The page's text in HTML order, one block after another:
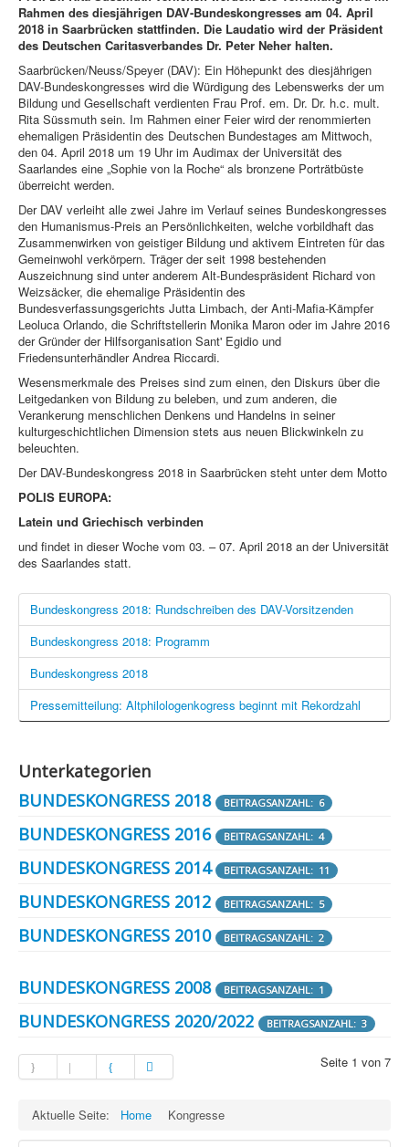
Rahmen des diesjährigen DAV-Bundeskongresses am 04. April
2018 in Saarbrücken stattfinden. Die Laudatio wird der Präsident
des Deutschen Caritasverbandes Dr. Peter Neher halten.
Saarbrücken/Neuss/Speyer (DAV): Ein Höhepunkt des diesjährigen
DAV-Bundeskongresses wird die Würdigung des Lebenswerks der um
Bildung und Gesellschaft verdienten Frau Prof. em. Dr. Dr. h.c. mult.
Rita Süssmuth sein. Im Rahmen einer Feier wird der renommierten
ehemaligen Präsidentin des Deutschen Bundestages am Mittwoch,
den 04. April 2018 um 19 Uhr im Audimax der Universität des
Saarlandes eine „Sophie von la Roche“ als bronzene Porträtbüste
überreicht werden.
Der DAV verleiht alle zwei Jahre im Verlauf seines Bundeskongresses
den Humanismus-Preis an Persönlichkeiten, welche vorbildhaft das
Zusammenwirken von geistiger Bildung und aktivem Eintreten für das
Gemeinwohl verkörpern. Träger der seit 1998 bestehenden
Auszeichnung sind unter anderem Alt-Bundespräsident Richard von
Weizsäcker, die ehemalige Präsidentin des
Bundesverfassungsgerichts Jutta Limbach, der Anti-Mafia-Kämpfer
Leoluca Orlando, die Schriftstellerin Monika Maron oder im Jahre 2016
der Gründer der Hilfsorganisation Sant' Egidio und
Friedensunterhändler Andrea Riccardi.
Wesensmerkmale des Preises sind zum einen, den Diskurs über die
Leitgedanken von Bildung zu beleben, und zum anderen, die
Verankerung menschlichen Denkens und Handelns in seiner
kulturgeschichtlichen Dimension stets aus neuen Blickwinkeln zu
beleuchten.
Der DAV-Bundeskongress 2018 in Saarbrücken steht unter dem Motto
POLIS EUROPA:
Latein und Griechisch verbinden
und findet in dieser Woche vom 03. – 07. April 2018 an der Universität
des Saarlandes statt.
Bundeskongress 2018: Rundschreiben des DAV-Vorsitzenden
Bundeskongress 2018: Programm
Bundeskongress 2018
Pressemitteilung: Altphilologenkogress beginnt mit Rekordzahl
Unterkategorien
BUNDESKONGRESS 2018
BEITRAGSANZAHL: 6
BUNDESKONGRESS 2016 BEITRAGSANZAHL: 4
BUNDESKONGRESS 2014 BEITRAGSANZAHL: 11
BUNDESKONGRESS 2012 BEITRAGSANZAHL: 5
BUNDESKONGRESS 2010 BEITRAGSANZAHL: 2
BUNDESKONGRESS 2008 BEITRAGSANZAHL: 1
BUNDESKONGRESS 2020/2022 BEITRAGSANZAHL: 3
Seite 1 von 7
Aktuelle Seite: Home Kongresse